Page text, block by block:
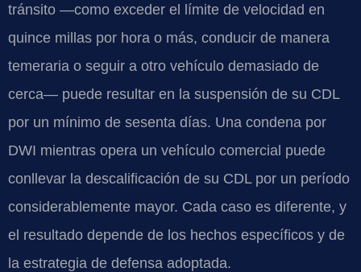
tránsito —como exceder el límite de velocidad en
quince millas por hora o más, conducir de manera
temeraria o seguir a otro vehículo demasiado de
cerca— puede resultar en la suspensión de su CDL
por un mínimo de sesenta días. Una condena por
DWI mientras opera un vehículo comercial puede
conllevar la descalificación de su CDL por un período
considerablemente mayor. Cada caso es diferente, y
el resultado depende de los hechos específicos y de
la estrategia de defensa adoptada.